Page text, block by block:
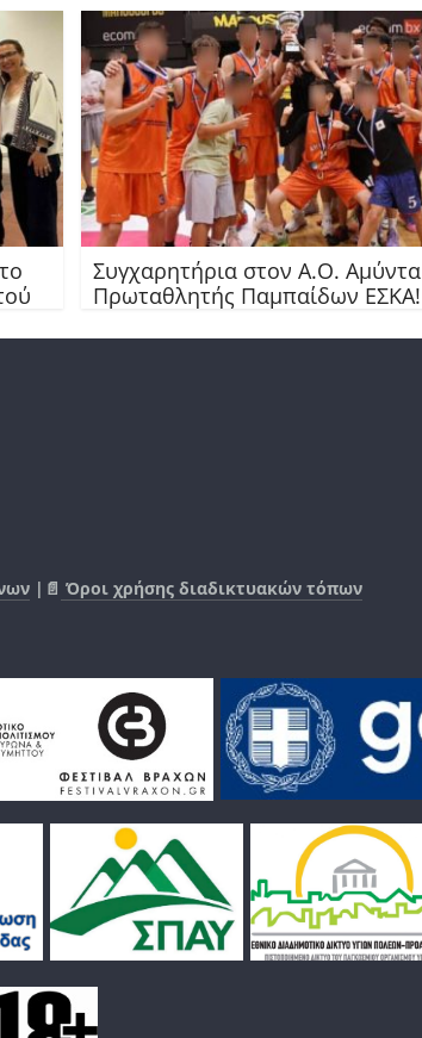
Συγχαρητήρια στον Α.Ο.
Πρωταθλητής Παμπαίδων ΕΣΚΑ!
|📄 Όροι χρήσης διαδικτυακών τόπων